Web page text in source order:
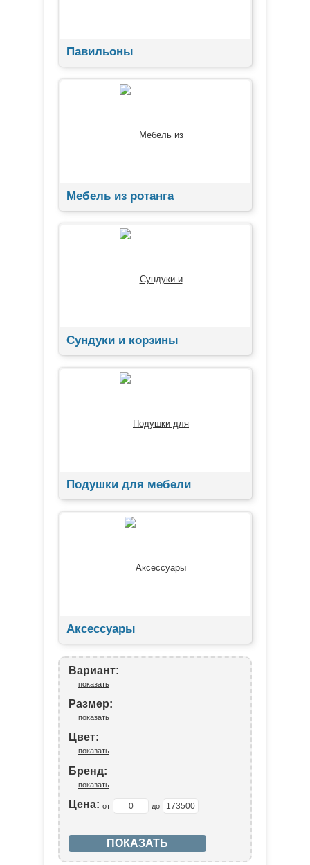
Павильоны
Мебель из ротанга
Сундуки и корзины
Подушки для мебели
Аксессуары
Вариант:
показать
Размер:
показать
Цвет:
показать
Бренд:
показать
Цена: от до